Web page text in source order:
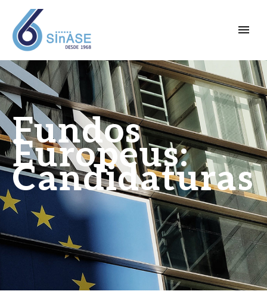
Fundos
Europeus:
Candidaturas